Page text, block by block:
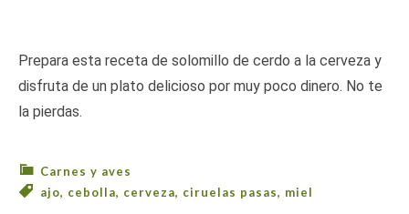
Prepara esta receta de solomillo de cerdo a la cerveza y
disfruta de un plato delicioso por muy poco dinero. No te
la pierdas.
Carnes y aves
ajo, cebolla, cerveza, ciruelas pasas, miel